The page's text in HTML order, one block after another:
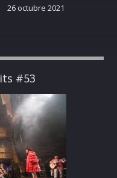
26 octubre 2021
#53